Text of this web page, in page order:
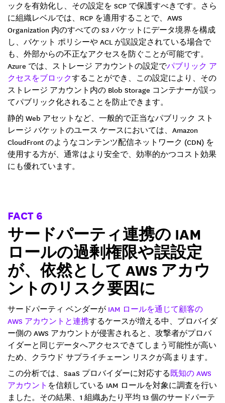
ックを有効化し、その設定を SCP で保護すべきです。さら
に組織レベルでは、RCP を適用することで、AWS
Organization 内のすべての S3 バケットにデータ境界を構成
し、バケット ポリシーや ACL が誤設定されている場合で
も、外部からの不正なアクセスを防ぐことが可能です。
Azure では、ストレージ アカウントの設定でパブリック ア
クセスをブロックすることができ、この設定により、その
ストレージ アカウント内の Blob Storage コンテナーが誤っ
てパブリック化されることを防止できます。
静的 Web アセットなど、一般的で正当なパブリック スト
レージ バケットのユース ケースにおいては、Amazon
CloudFront のようなコンテンツ配信ネットワーク (CDN) を
使用する方が、通常はより安全で、効率的かつコスト効果
にも優れています。
FACT 6
サードパーティ連携の IAM
ロールの過剰権限や誤設定
が、依然として AWS アカウ
ントのリスク要因に
サードパーティ ベンダーが IAM ロールを通じて顧客の
AWS アカウントと連携するケースが増える中、プロバイダ
ー側の AWS アカウントが侵害されると、攻撃者がプロバ
イダーと同じデータへアクセスできてしまう可能性が高い
ため、クラウド サプライチェーン リスクが高まります。
この分析では、SaaS プロバイダーに対応する既知の AWS
アカウント を信頼している IAM ロールを対象に調査を行い
ました。その結果、1 組織あたり平均 13 個のサードパーテ